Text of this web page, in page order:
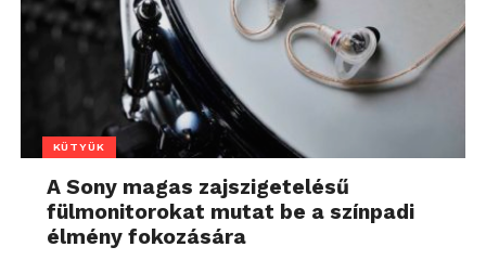
KÜTYÜK
A Sony magas zajszigetelésű
fülmonitorokat mutat be a színpadi
élmény fokozására